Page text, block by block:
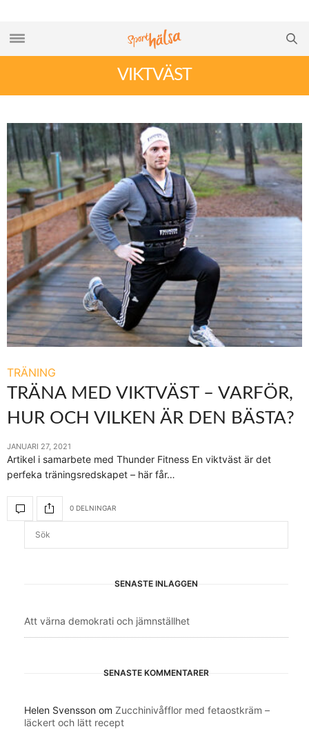
VIKTVÄST
TRÄNING
TRÄNA MED VIKTVÄST – VARFÖR,
HUR OCH VILKEN ÄR DEN BÄSTA?
JANUARI 27, 2021
Artikel i samarbete med Thunder Fitness En viktväst är det
perfeka träningsredskapet – här får…
0 DELNINGAR
SENASTE INLÄGGEN
Att värna demokrati och jämnställhet
SENASTE KOMMENTARER
Helen Svensson om Zucchinivåfflor med fetaostkräm –
läckert och lätt recept